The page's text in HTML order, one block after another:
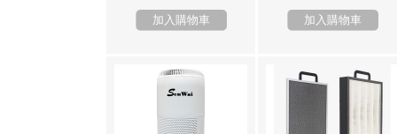
加入購物車 加入購物車